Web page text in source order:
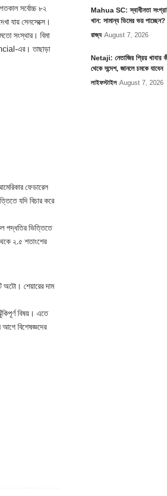
সর্বোচ্চ ৮২
যায় সেনসেক্সে।
সংস্থার। বিমা
এর। তাছাড়া
ফেডারেল
যদি বিচার করে
পদ্ধতির ভিত্তিতে
২.৫ শতাংশের
অটো। শেয়ারের দাম
বিষয়। এতে
আগে বিশেষজ্ঞদের
Mahua SC: স্বাধীনতা
খান: সামান্য ডিমের ভয়
রাজ্য August 7, 2026
Netaji: নেতাজির প্রিয় খাবার
থেকে সন্দেশ, জানলে চমকে যাবেন
লাইফস্টাইল August 7, 2026